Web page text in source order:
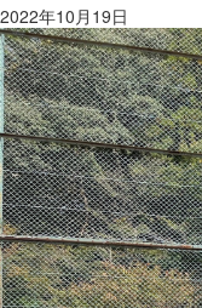
2022年10月19日